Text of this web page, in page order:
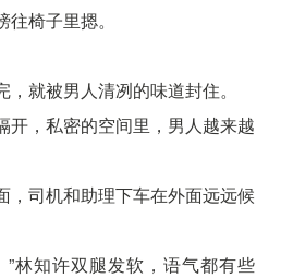
椅子里摁。
就被男人清冽的味道封住。
开，私密的空间里，男人越来越
，司机和助理下车在外面远远候
”林知许双腿发软，语气都有些